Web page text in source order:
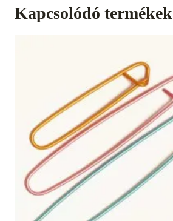
Kapcsolódó termékek